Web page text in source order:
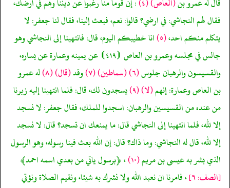
فقال لهم النجاشي: في ارضي؟ قالوا: نعم، فبعث إلينا، فقال لنا جعفر: لا
يتكلم منكم احد،(٥) انا خطيبكم اليوم، قال: فانتهينا إلى النجاشي وهو
جالس في مجلسه وعمرو بن العاص ⦗٤١٩⦘ عن يمينه وعمارة عن يساره،
والقسيسون والرهبان جلوس(٦) (سماطين)(٧) وقد(قال)(٨)
له عمرو
بن العاص وعمارة: إنهم(لا)(٩) يسجدون لك، قال: فلما انتهينا إليه زبرنا
من عنده من القسيسين والرهبان: اسجدوا للملك، فقال جعفر: لا نسجد
إلا لله، فلما انتهينا إلى النجاشي قال: ما يمنعك ان تسجد؟ قال: لا نسجد
إلا لله، قال له النجاشي: وما ذاك؟ قال: إن الله بعث فينا رسوله، وهو الرسول
الذي بشر به عيسى بن مريم(١٠)
، ﴿برسول ياتي من بعدي اسمه احمد﴾
[الصف: ٦]
، فامرنا ان نعبد الله ولا نشرك به شيئا، ونقيم الصلاة ونؤتي